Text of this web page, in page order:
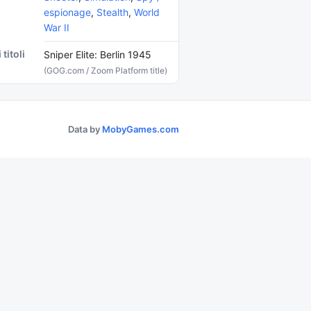
espionage, Stealth, World
War II
titoli Sniper Elite: Berlin 1945
(GOG.com / Zoom Platform title)
Data by MobyGames.com